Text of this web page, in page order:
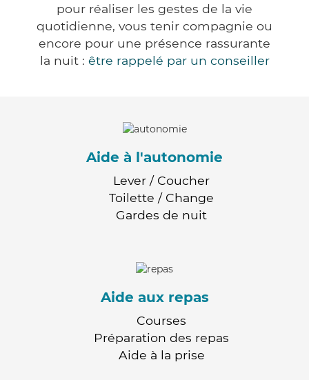
pour réaliser les gestes de la vie
quotidienne, vous tenir compagnie ou
encore pour une présence rassurante
la nuit : être rappelé par un conseiller
Aide à l'autonomie
Lever / Coucher
Toilette / Change
Gardes de nuit
Aide aux repas
Courses
Préparation des repas
Aide à la prise